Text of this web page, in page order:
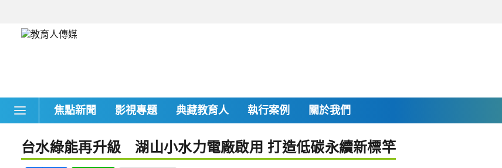
焦點新聞 影視專題 典藏教育人 執行案例 關於我們
台水綠能再升級 湖山小水力電廠啟用 打造低碳永續新標竿